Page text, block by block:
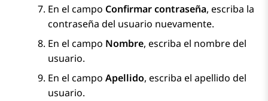
En el campo Confirmar contraseña, escriba la
contraseña del usuario nuevamente.
En el campo Nombre, escriba el nombre del
usuario.
En el campo Apellido, escriba el apellido del
usuario.